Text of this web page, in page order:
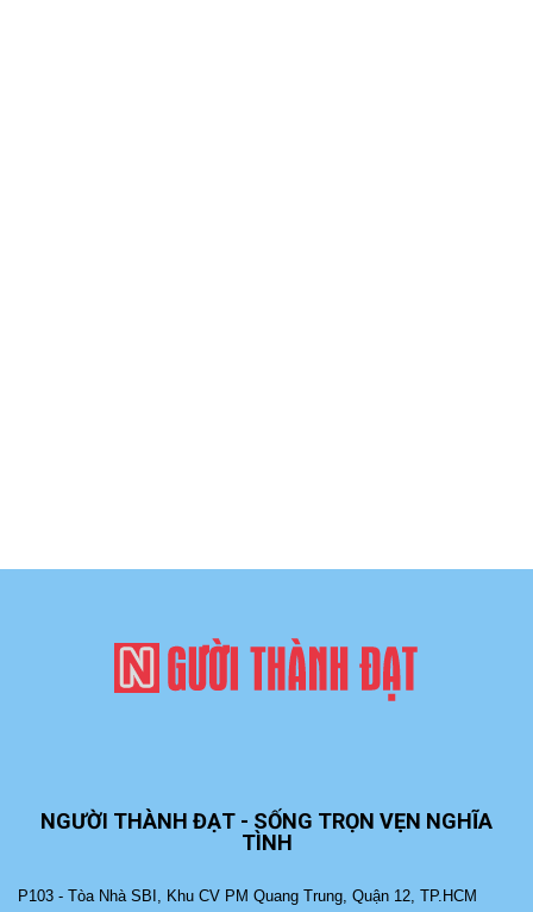
NGƯỜI THÀNH ĐẠT - SỐNG TRỌN VẸN NGHĨA
TÌNH
P103 - Tòa Nhà SBI, Khu CV PM Quang Trung, Quận 12, TP.HCM